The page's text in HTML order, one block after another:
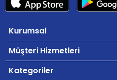
Kurumsal
Müşteri Hizmetleri
Kategoriler